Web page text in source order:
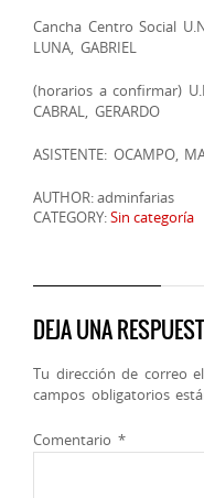
Cancha Centro Social
LUNA, GABRIEL
(horarios a confirmar)
CABRAL, GERARDO
ASISTENTE: OCAMPO,
AUTHOR: adminfarias
CATEGORY:Sin categoría
DEJA UNA
Tu dirección de correo
campos obligatorios
Comentario *